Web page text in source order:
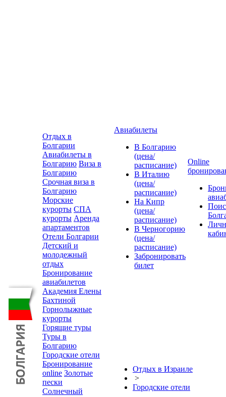
Отдых в
Болгарии
Авиабилеты в
Болгарию Виза в
Болгарию
Срочная виза в
Болгарию
Морские
курорты СПА
курорты Аренда
апартаментов
Отели Болгарии
Детский и
молодежный
отдых
Бронирование
авиабилетов
Академия Елены
Бахтиной
Горнолыжные
курорты
Горящие туры
Туры в
Болгарию
Городские отели
Бронирование
online Золотые
пески
Солнечный
Авиабилеты
В Болгарию
(цена/
расписание)
В Италию
(цена/
расписание)
На Кипр
(цена/
расписание)
В Черногорию
(цена/
расписание)
Забронировать
билет
Online
Отдых в Израиле
>
Городские отели